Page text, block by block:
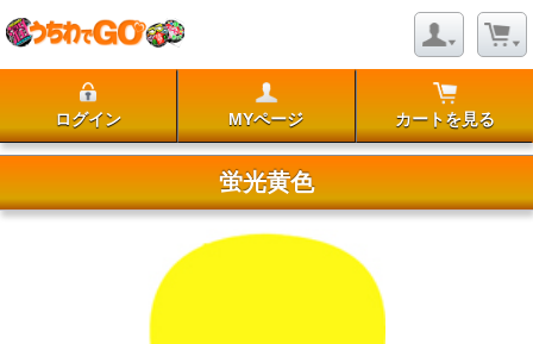
ログイン MYページ カートを見る
蛍光黄色